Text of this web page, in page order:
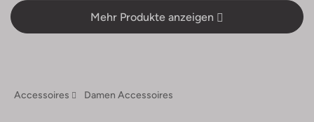
Mehr Produkte anzeigen
Accessoires Damen Accessoires